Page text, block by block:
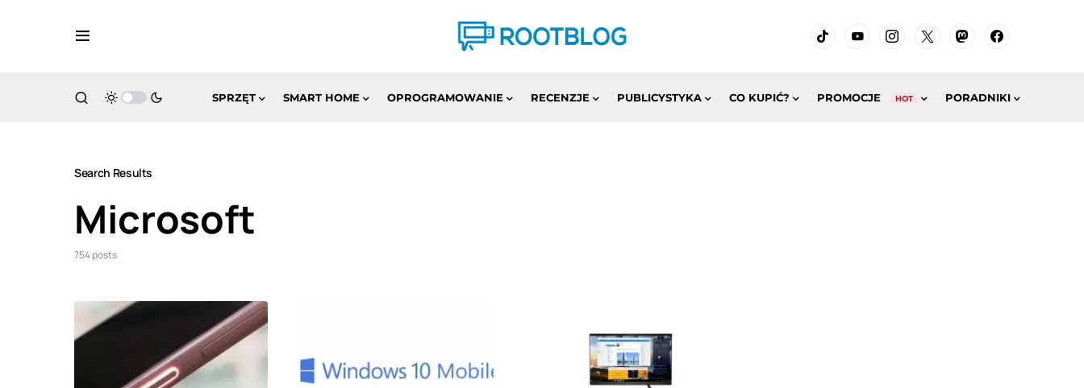
SPRZĘT SMART HOME OPROGRAMOWANIE RECENZJE PUBLICYSTYKA CO KUPIĆ? PROMOCJE HOT PORADNIKI
Search Results
Microsoft
754 posts